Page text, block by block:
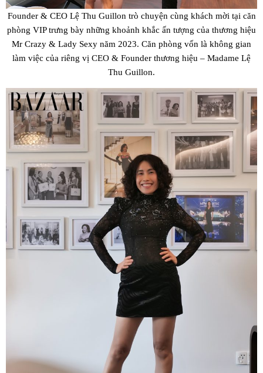
Founder & CEO Lệ Thu Guillon trò chuyện cùng khách mời tại căn
phòng VIP trưng bày những khoảnh khắc ấn tượng của thương hiệu
Mr Crazy & Lady Sexy năm 2023. Căn phòng vốn là không gian
làm việc của riêng vị CEO & Founder thương hiệu – Madame Lệ
Thu Guillon.